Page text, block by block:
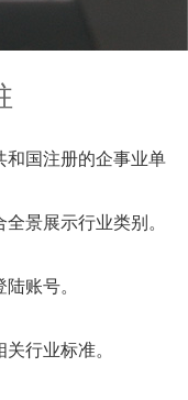
国注册的企事业单
景展示行业类别。
账号。
行业标准。